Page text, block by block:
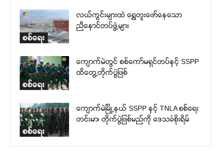
စစ်ရေး
လယ်ကွင်းများထဲ ရွှေတူးဖော်နေသော
ညီနောင်တပ်ဖွဲ့များ
စစ်ရေး
ကျောက်မဲတွင် စစ်ကော်မရှင်တပ်နှင့် SSPP
ထိတွေ့တိုက်ပွဲဖြစ်
စစ်ရေး
ကျောက်မဲမြို့နယ် SSPP နှင့် TNLA စစ်ရေး
တင်းမာ၊ တိုက်ပွဲဖြစ်မည်ကို ဒေသခံစိုးရိမ်